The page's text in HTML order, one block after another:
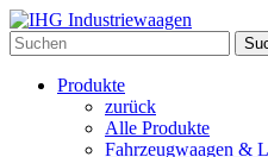
Produkte
zurück
Alle Produkte
Fahrzeugwaagen &